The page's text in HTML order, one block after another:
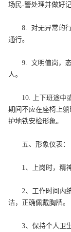
场民-警处理并做好记
8. 对无异常的
通行。
9. 文明值岗，
人。
10. 上下班途中
期间不应在座椅上
护地铁安检形象。
五、形象仪表：
1、上岗时，精
2、工作时间内
洁，正确佩戴胸牌。
3、保持个人卫